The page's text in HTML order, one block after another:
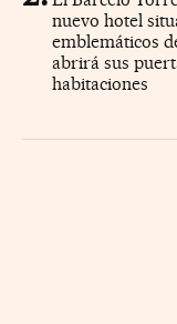
nuevo hotel
emblemáticos
abrirá sus
habitaciones